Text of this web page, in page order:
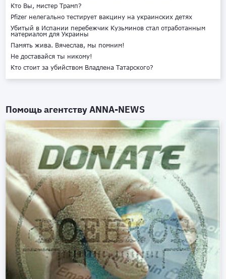
Кто Вы, мистер Трамп?
Pfizer нелегально тестирует вакцину на украинских детях
Убитый в Испании перебежчик Кузьминов стал отработанным
материалом для Украины
Память жива. Вячеслав, мы помним!
Не доставайся ты никому!
Кто стоит за убийством Владлена Татарского?
Помощь агентствуANNA-NEWS